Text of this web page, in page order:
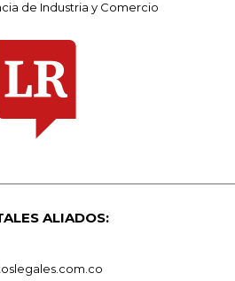
de Industria y Comercio
ALIADOS: